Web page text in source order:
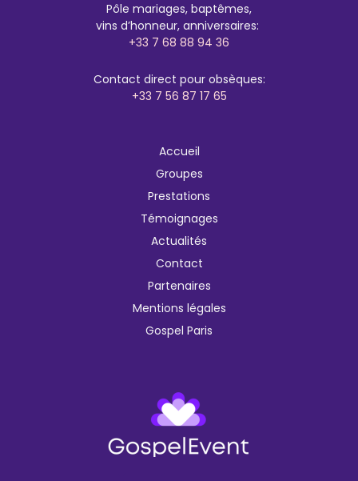
Pôle mariages, baptêmes,
vins d’honneur, anniversaires:
+33 7 68 88 94 36
Contact direct pour obsèques:
+33 7 56 87 17 65
Accueil
Groupes
Prestations
Témoignages
Actualités
Contact
Partenaires
Mentions légales
Gospel Paris